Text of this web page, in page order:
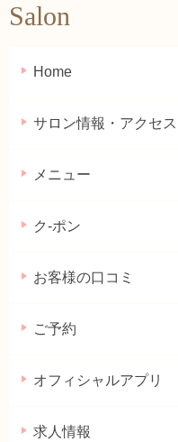
Salon
Home
サロン情報・アクセス
メニュー
ク-ポン
お客様の口コミ
ご予約
オフィシャルアプリ
求人情報